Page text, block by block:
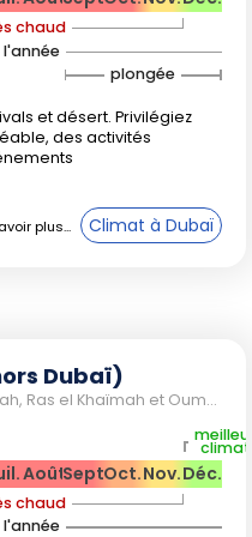
saisons :
à avril) : températures
rares. Idéal pour
avec des pics à 40 °C,
absentes. Les activités
degrés de moins
séduisant les
chaud
plongée
et désert. Privilégiez
des activités
Climat à Dubaï
Dubaï)
Abou Dabi, Ajman, Charjah, Fujaïrah, Ras el Khaïmah et Oumm al Quaïwaïan
climat
AoûtSept.Oct.Nov.Déc.
chaud